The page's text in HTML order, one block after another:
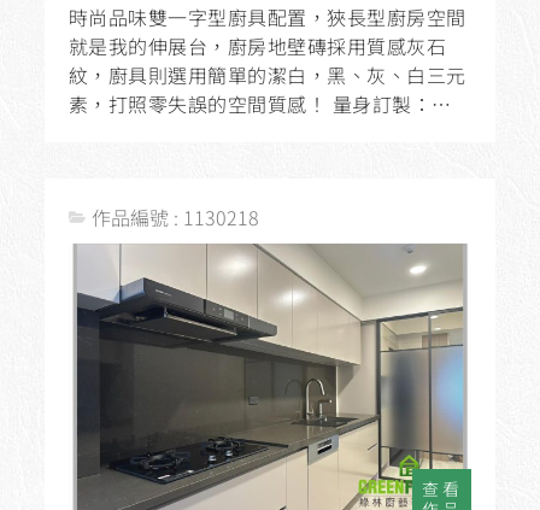
時尚品味雙一字型廚具配置，狹長型廚房空間
就是我的伸展台，廚房地壁磚採用質感灰石
紋，廚具則選用簡單的潔白，黑、灰、白三元
素，打照零失誤的空間質感！ 量身訂製：一
作品編號 : 1130218
查看